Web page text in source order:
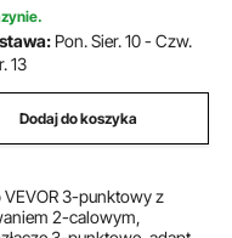
Pon. Sier. 10 - Czw.
13
Dodaj do koszyka
VEVOR 3-punktowy z
2-calowym,